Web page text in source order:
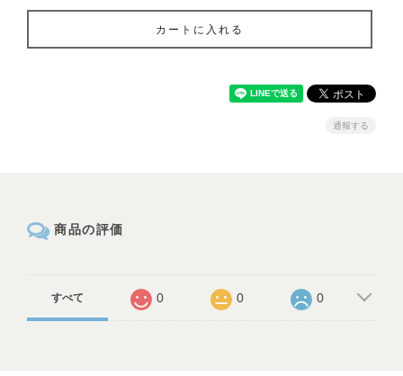
カートに入れる
通報する
商品の評価
すべて 0 0 0